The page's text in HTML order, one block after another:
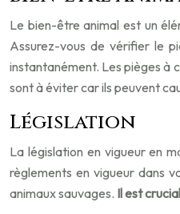
Le bien-être animal est un
Assurez-vous de vérifier le
instantanément. Les pièges à
sont à éviter car ils peuvent
Législation
La législation en vigueur en
règlements en vigueur dans
animaux sauvages. Il est